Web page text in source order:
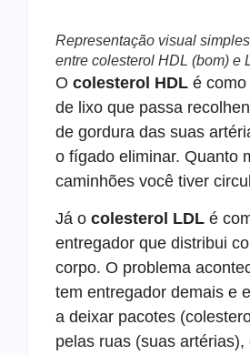
Representação visual
entre colesterol HDL (bom) e
O colesterol HDL é
de lixo que passa
de gordura das suas
o fígado eliminar. Quanto
caminhões você tiver
Já o colesterol LDL é
entregador que distribui
corpo. O problema
tem entregador demais e
a deixar pacotes
pelas ruas (suas artérias),